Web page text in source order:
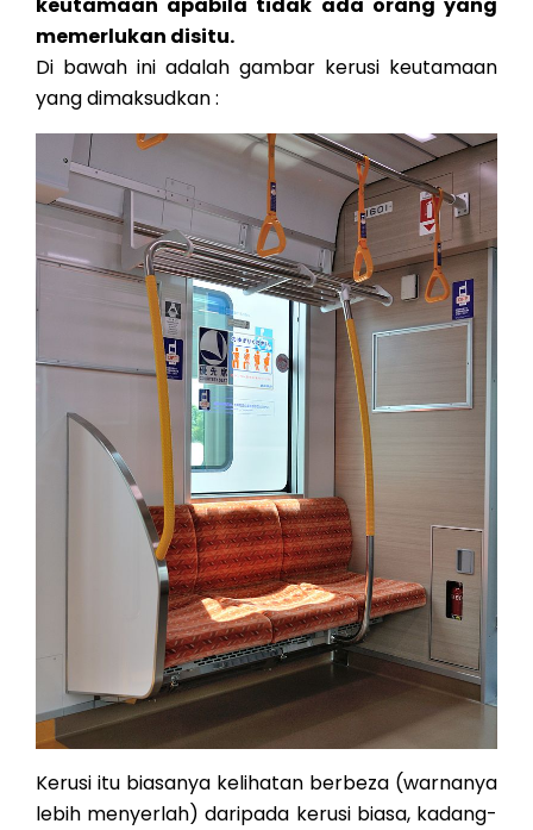
memerlukan disitu.
Di bawah ini adalah gambar kerusi keutamaan
yang dimaksudkan :
Kerusi itu biasanya kelihatan berbeza (warnanya
lebih menyerlah) daripada kerusi biasa, kadang-